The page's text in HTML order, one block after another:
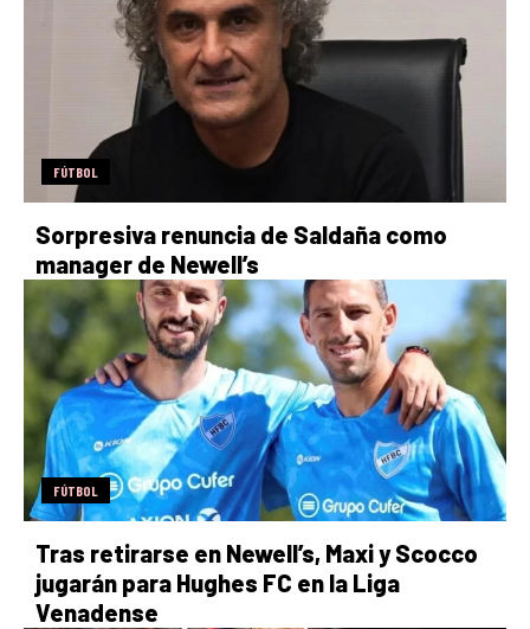
FÚTBOL
Sorpresiva renuncia de Saldaña como
manager de Newell’s
FÚTBOL
Tras retirarse en Newell’s, Maxi y Scocco
jugarán para Hughes FC en la Liga
Venadense